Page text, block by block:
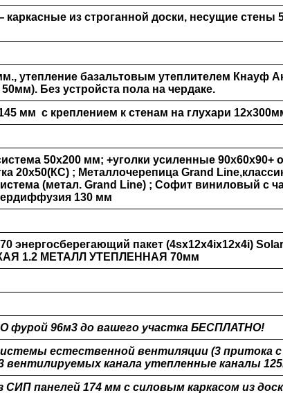
каркасные из строганной доски, несущие стены
утепление базальтовым утеплителем Кнауф
Без устройста пола на чердаке.
мм с креплением к стенам на глухари
50х200 мм; +уголки усиленные 90х60х90+
20х50(КС) ; Металлочерепица Grand
(метал. Grand Line) ; Софит виниловый с
130 мм
энергосберегающий пакет (4sх12х4iх12х4i)
1.2 МЕТАЛЛ УТЕПЛЕННАЯ 70мм
фурой 96м3 до вашего участка БЕСПЛАТНО!
естественной вентиляции (3 притока с
вентилируемых канала утепленные каналы
СИП панелей 174 мм с силовым каркасом из